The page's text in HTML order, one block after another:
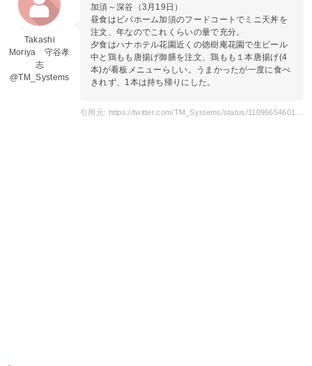
Takashi
Moriya 守谷孝
志
@TM_Systems
加須～深谷（3月19日）
昼食はビバホーム加須のフードコートでミニ天丼を
注文、年なのでこれくらいの量で充分。
夕食はハナホテル花園近くの徳樹庵花園で生ビール
中と鶏もも唐揚げ御膳を注文、鶏もも１本唐揚げ(4
本)が看板メニューらしい。うまかったが一度に食べ
きれず、1本は持ち帰りにした。
引用元: https://twitter.com/TM_Systems/status/1109665460117618688?s=20